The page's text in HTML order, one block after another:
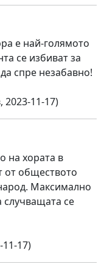
е най-голямото
се избиват за
спре незабавно!
2023-11-17)
на хората в
от обществото
Максимално
случващата се
17)